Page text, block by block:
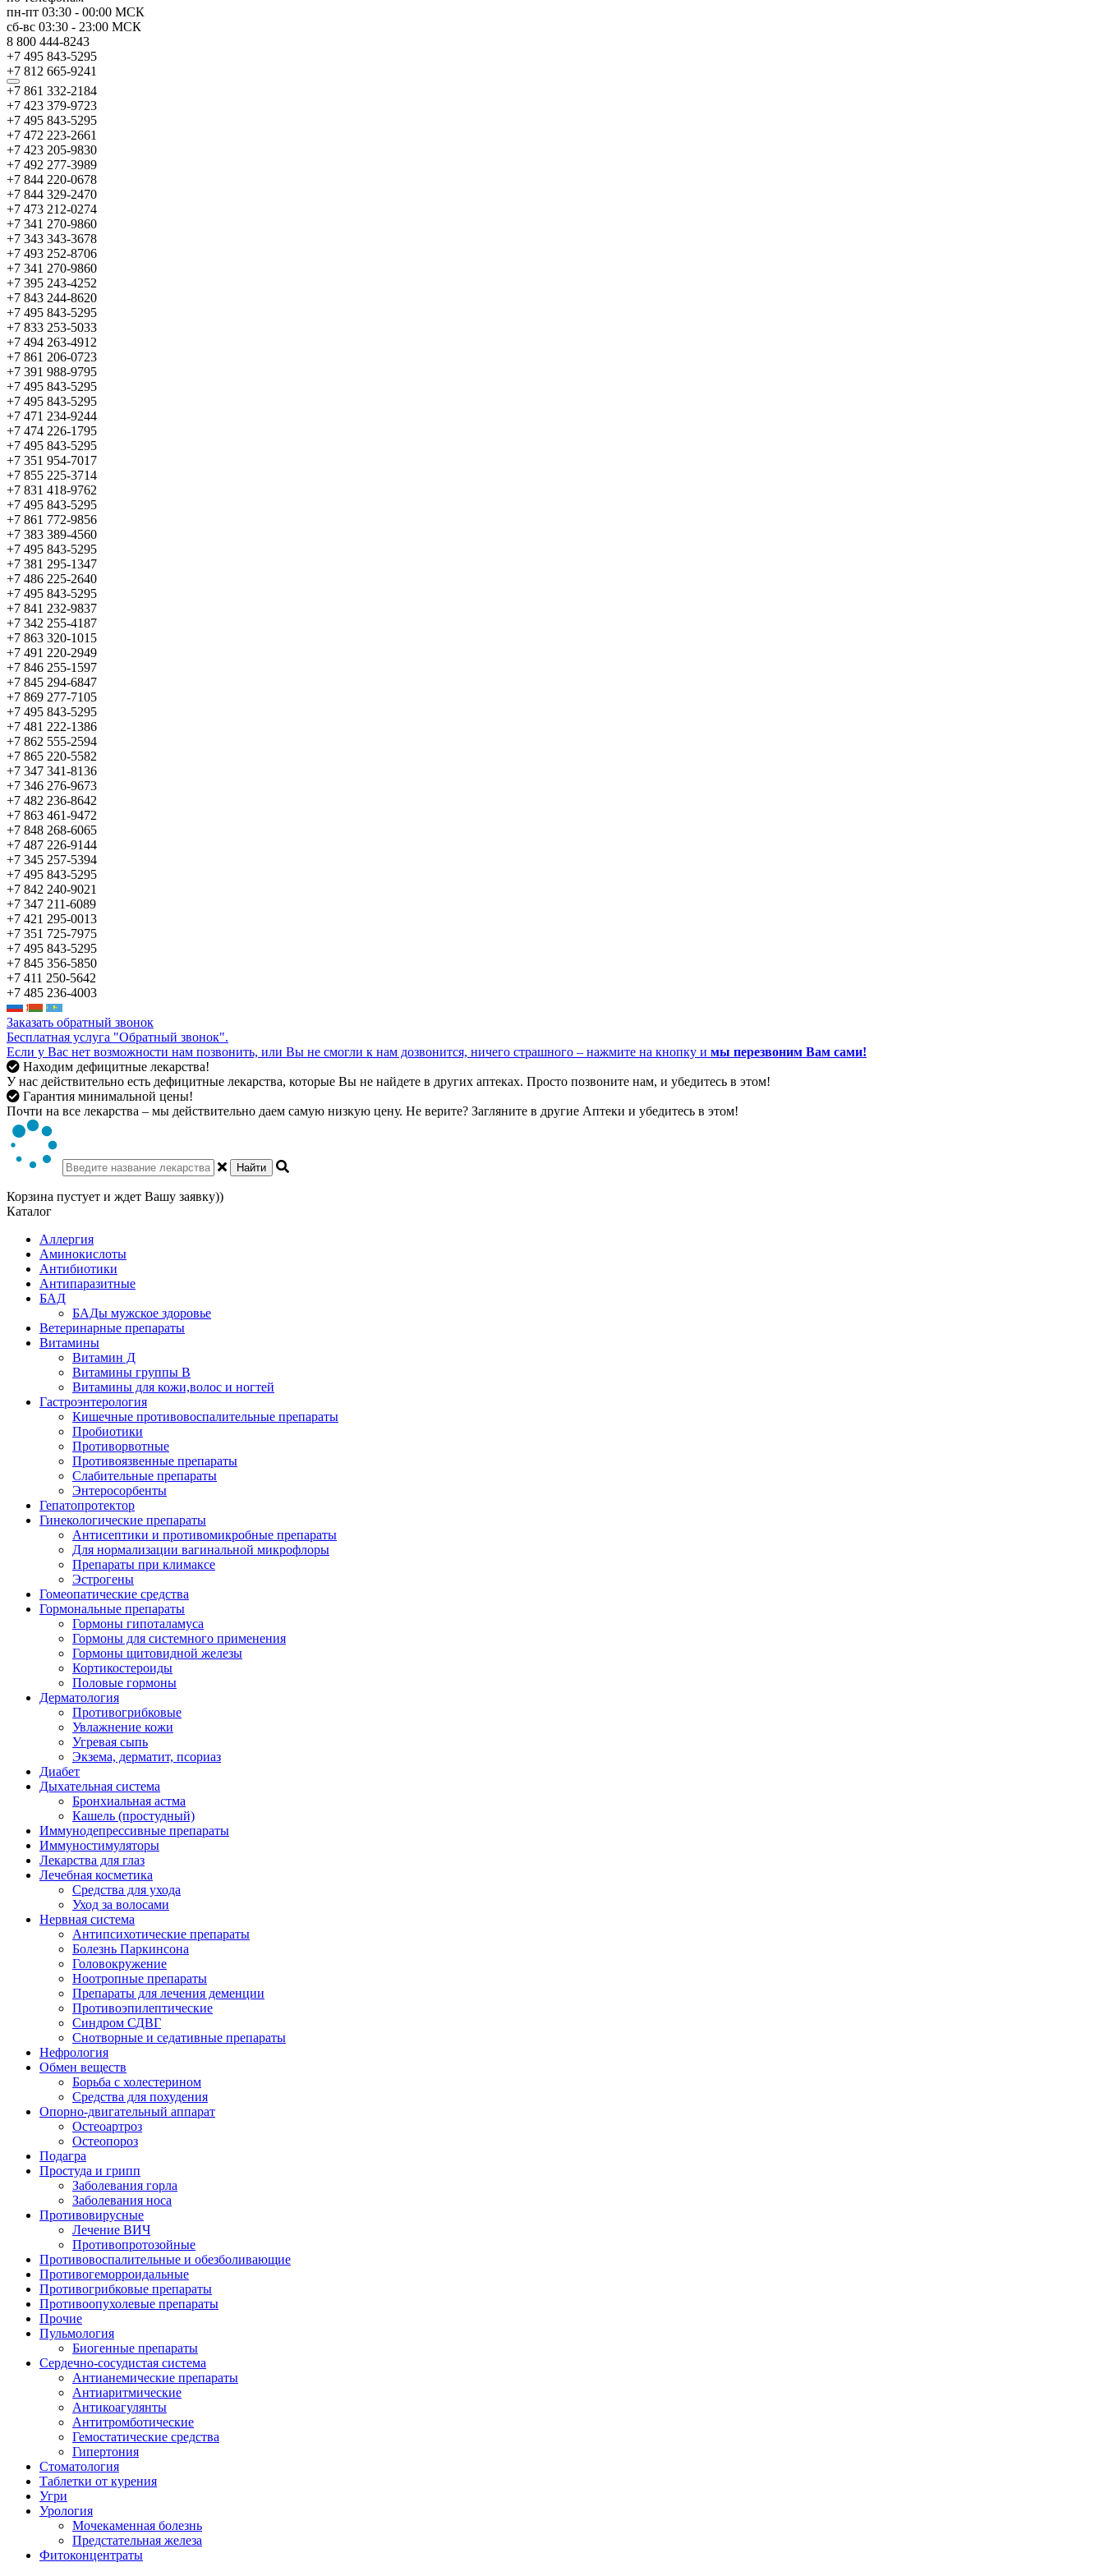
пн-пт 03:30 - 00:00 МСК
сб-вс 03:30 - 23:00 МСК
8 800 444-8243
+7 495 843-5295
+7 812 665-9241
+7 861 332-2184
+7 423 379-9723
+7 495 843-5295
+7 472 223-2661
+7 423 205-9830
+7 492 277-3989
+7 844 220-0678
+7 844 329-2470
+7 473 212-0274
+7 341 270-9860
+7 343 343-3678
+7 493 252-8706
+7 341 270-9860
+7 395 243-4252
+7 843 244-8620
+7 495 843-5295
+7 833 253-5033
+7 494 263-4912
+7 861 206-0723
+7 391 988-9795
+7 495 843-5295
+7 495 843-5295
+7 471 234-9244
+7 474 226-1795
+7 495 843-5295
+7 351 954-7017
+7 855 225-3714
+7 831 418-9762
+7 495 843-5295
+7 861 772-9856
+7 383 389-4560
+7 495 843-5295
+7 381 295-1347
+7 486 225-2640
+7 495 843-5295
+7 841 232-9837
+7 342 255-4187
+7 863 320-1015
+7 491 220-2949
+7 846 255-1597
+7 845 294-6847
+7 869 277-7105
+7 495 843-5295
+7 481 222-1386
+7 862 555-2594
+7 865 220-5582
+7 347 341-8136
+7 346 276-9673
+7 482 236-8642
+7 863 461-9472
+7 848 268-6065
+7 487 226-9144
+7 345 257-5394
+7 495 843-5295
+7 842 240-9021
+7 347 211-6089
+7 421 295-0013
+7 351 725-7975
+7 495 843-5295
+7 845 356-5850
+7 411 250-5642
+7 485 236-4003
Заказать обратный звонок
Бесплатная услуга "Обратный звонок".
Если у Вас нет возможности нам позвонить, или Вы не смогли к нам дозвонится, ничего страшного – нажмите на кнопку и мы перезвоним Вам сами!
Находим дефицитные лекарства!
У нас действительно есть дефицитные лекарства, которые Вы не найдете в других аптеках. Просто позвоните нам, и убедитесь в этом!
Гарантия минимальной цены!
Почти на все лекарства – мы действительно даем самую низкую цену. Не верите? Загляните в другие Аптеки и убедитесь в этом!
Найти
Корзина пустует и ждет Вашу заявку))
Каталог
Аллергия
Аминокислоты
Антибиотики
Антипаразитные
БАД
БАДы мужское здоровье
Ветеринарные препараты
Витамины
Витамин Д
Витамины группы В
Витамины для кожи,волос и ногтей
Гастроэнтерология
Кишечные противовоспалительные препараты
Пробиотики
Противорвотные
Противоязвенные препараты
Слабительные препараты
Энтеросорбенты
Гепатопротектор
Гинекологические препараты
Антисептики и противомикробные препараты
Для нормализации вагинальной микрофлоры
Препараты при климаксе
Эстрогены
Гомеопатические средства
Гормональные препараты
Гормоны гипоталамуса
Гормоны для системного применения
Гормоны щитовидной железы
Кортикостероиды
Половые гормоны
Дерматология
Противогрибковые
Увлажнение кожи
Угревая сыпь
Экзема, дерматит, псориаз
Диабет
Дыхательная система
Бронхиальная астма
Кашель (простудный)
Иммунодепрессивные препараты
Иммуностимуляторы
Лекарства для глаз
Лечебная косметика
Средства для ухода
Уход за волосами
Нервная система
Антипсихотические препараты
Болезнь Паркинсона
Головокружение
Ноотропные препараты
Препараты для лечения деменции
Противоэпилептические
Синдром СДВГ
Снотворные и седативные препараты
Нефрология
Обмен веществ
Борьба с холестерином
Средства для похудения
Опорно-двигательный аппарат
Остеоартроз
Остеопороз
Подагра
Простуда и грипп
Заболевания горла
Заболевания носа
Противовирусные
Лечение ВИЧ
Противопротозойные
Противовоспалительные и обезболивающие
Противогеморроидальные
Противогрибковые препараты
Противоопухолевые препараты
Прочие
Пульмология
Биогенные препараты
Сердечно-сосудистая система
Антианемические препараты
Антиаритмические
Антикоагулянты
Антитромботические
Гемостатические средства
Гипертония
Стоматология
Таблетки от курения
Угри
Урология
Мочекаменная болезнь
Предстательная железа
Фитоконцентраты